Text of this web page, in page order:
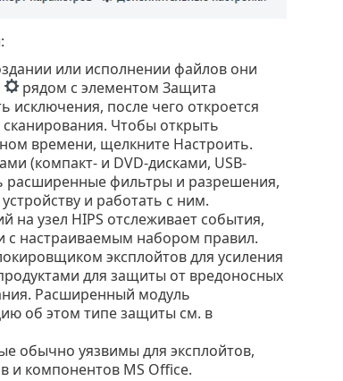
или исполнении файлов они
рядом с элементом Защита
после чего откроется
Чтобы открыть
времени, щелкните Настроить.
(компакт- и DVD-дисками, USB-
расширенные фильтры и разрешения,
и работать с ним.
на узел HIPS отслеживает события,
с настраиваемым набором правил.
эксплойтов для усиления
для защиты от вредоносных
Расширенный модуль
об этом типе защиты см. в
обычно уязвимы для эксплойтов,
и компонентов MS Office.